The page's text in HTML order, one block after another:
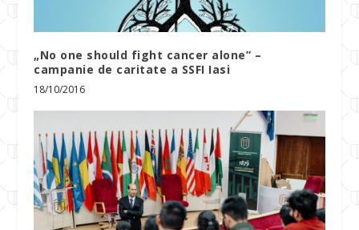
„No one should fight cancer alone” –
campanie de caritate a SSFI Iasi
18/10/2016